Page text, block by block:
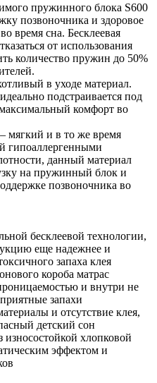
пружинного блока S600
позвоночника и здоровое
время сна. Бесклеевая
от использования
количество пружин до 50%
в уходе материал.
подстраивается под
комфорт во
мягкий и в то же время
гипоаллергенными
данный материал
на пружинный блок и
позвоночника во
бесклеевой технологии,
еще надежнее и
запаха клея
короба матрас
и внутри не
запахи
и отсутствие клея,
детский сон
износостойкой хлопковой
эффектом и